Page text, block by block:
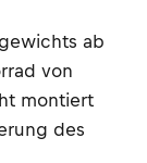
ab
von
montiert
des